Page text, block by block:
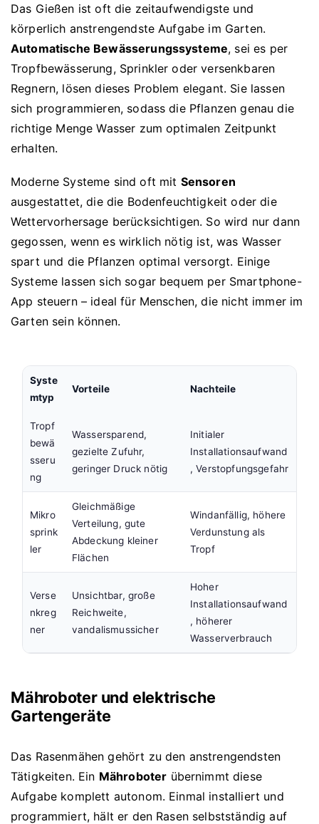
Das Gießen ist oft die zeitaufwendigste und
körperlich anstrengendste Aufgabe im Garten.
Automatische Bewässerungssysteme, sei es per
Tropfbewässerung, Sprinkler oder versenkbaren
Regnern, lösen dieses Problem elegant. Sie lassen
sich programmieren, sodass die Pflanzen genau die
richtige Menge Wasser zum optimalen Zeitpunkt
erhalten.
Moderne Systeme sind oft mit Sensoren
ausgestattet, die die Bodenfeuchtigkeit oder die
Wettervorhersage berücksichtigen. So wird nur dann
gegossen, wenn es wirklich nötig ist, was Wasser
spart und die Pflanzen optimal versorgt. Einige
Systeme lassen sich sogar bequem per Smartphone-
App steuern – ideal für Menschen, die nicht immer im
Garten sein können.
Syste
mtyp
Vorteile Nachteile
Tropf
bewä
sseru
ng
Wassersparend,
gezielte Zufuhr,
geringer Druck nötig
Initialer
Installationsaufwand
, Verstopfungsgefahr
Mikro
sprink
ler
Gleichmäßige
Verteilung, gute
Abdeckung kleiner
Flächen
Windanfällig, höhere
Verdunstung als
Tropf
Verse
nkreg
ner
Unsichtbar, große
Reichweite,
vandalismussicher
Hoher
Installationsaufwand
, höherer
Wasserverbrauch
Mähroboter und elektrische
Gartengeräte
Das Rasenmähen gehört zu den anstrengendsten
Tätigkeiten. Ein Mähroboter übernimmt diese
Aufgabe komplett autonom. Einmal installiert und
programmiert, hält er den Rasen selbstständig auf